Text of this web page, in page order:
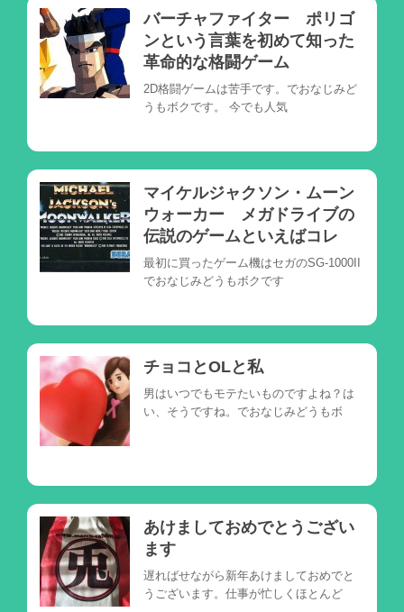
バーチャファイター ポリゴ
ンという言葉を初めて知った
革命的な格闘ゲーム
2D格闘ゲームは苦手です。でおなじみど
うもボクです。 今でも人気
マイケルジャクソン・ムーン
ウォーカー メガドライブの
伝説のゲームといえばコレ
最初に買ったゲーム機はセガのSG-1000II
でおなじみどうもボクです
チョコとOLと私
男はいつでもモテたいものですよね？は
い、そうですね。でおなじみどうもボ
あけましておめでとうござい
ます
遅ればせながら新年あけましておめでと
うございます。仕事が忙しくほとんど